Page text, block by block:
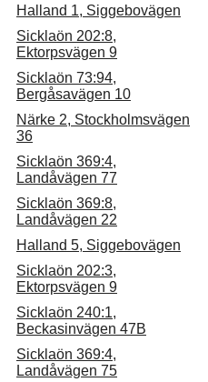
Halland 1, Siggebovägen
Sicklaön 202:8,
Ektorpsvägen 9
Sicklaön 73:94,
Bergåsavägen 10
Närke 2, Stockholmsvägen
36
Sicklaön 369:4,
Landåvägen 77
Sicklaön 369:8,
Landåvägen 22
Halland 5, Siggebovägen
Sicklaön 202:3,
Ektorpsvägen 9
Sicklaön 240:1,
Beckasinvägen 47B
Sicklaön 369:4,
Landåvägen 75